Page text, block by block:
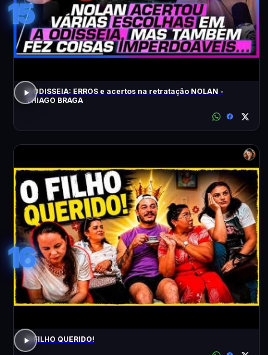
15
A ODISSEIA: ERROS e acertos na retratação NOLAN -
THIAGO BRAGA
16
O FILHO QUERIDO!